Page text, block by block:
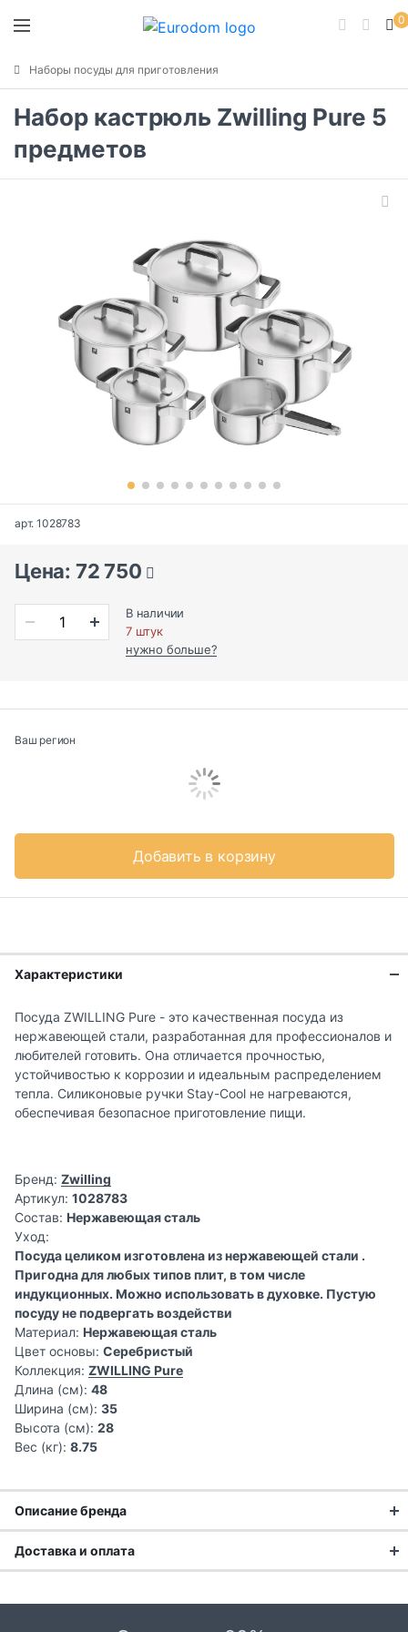
0
Наборы посуды для приготовления
Набор кастрюль Zwilling Pure 5
предметов
арт. 1028783
Цена: 72 750
В наличии
7 штук
нужно больше?
Ваш регион
Добавить в корзину
Характеристики
Посуда ZWILLING Pure - это качественная посуда из
нержавеющей стали, разработанная для профессионалов и
любителей готовить. Она отличается прочностью,
устойчивостью к коррозии и идеальным распределением
тепла. Силиконовые ручки Stay-Cool не нагреваются,
обеспечивая безопасное приготовление пищи.
Бренд: Zwilling
Артикул: 1028783
Состав: Нержавеющая сталь
Уход:
Посуда целиком изготовлена из нержавеющей стали .
Пригодна для любых типов плит, в том числе
индукционных. Можно использовать в духовке. Пустую
посуду не подвергать воздействи
Материал: Нержавеющая сталь
Цвет основы: Серебристый
Коллекция: ZWILLING Pure
Длина (см): 48
Ширина (см): 35
Высота (см): 28
Вес (кг): 8.75
Описание бренда
Доставка и оплата
Доставка в Москве и области